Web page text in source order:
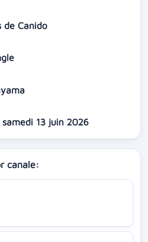
de Canido
samedi 13 juin 2026
canale: